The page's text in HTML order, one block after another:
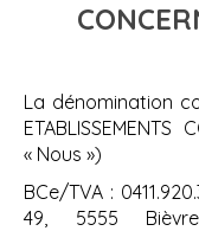
La dénomination
« Nous »)
BCe/TVA :
49, 5555